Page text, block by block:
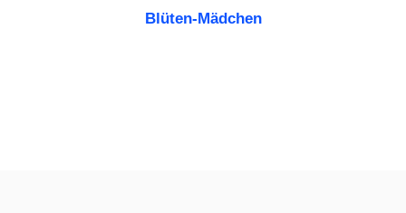
WEITERLESEN
Blüten-Mädchen